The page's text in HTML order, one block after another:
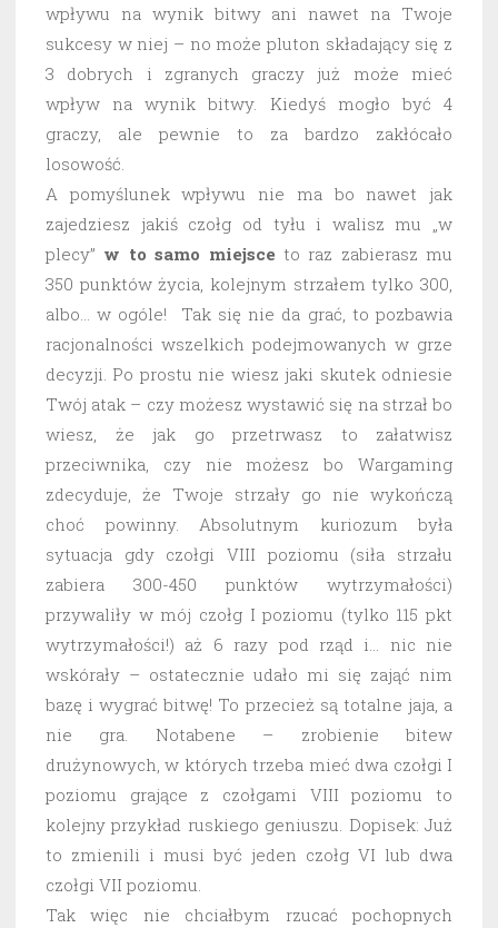
wpływu na wynik bitwy ani nawet na Twoje
sukcesy w niej – no może pluton składający się z
3 dobrych i zgranych graczy już może mieć
wpływ na wynik bitwy. Kiedyś mogło być 4
graczy, ale pewnie to za bardzo zakłócało
losowość.
A pomyślunek wpływu nie ma bo nawet jak
zajedziesz jakiś czołg od tyłu i walisz mu „w
plecy” w to samo miejsce to raz zabierasz mu
350 punktów życia, kolejnym strzałem tylko 300,
albo… w ogóle! Tak się nie da grać, to pozbawia
racjonalności wszelkich podejmowanych w grze
decyzji. Po prostu nie wiesz jaki skutek odniesie
Twój atak – czy możesz wystawić się na strzał bo
wiesz, że jak go przetrwasz to załatwisz
przeciwnika, czy nie możesz bo Wargaming
zdecyduje, że Twoje strzały go nie wykończą
choć powinny. Absolutnym kuriozum była
sytuacja gdy czołgi VIII poziomu (siła strzału
zabiera 300-450 punktów wytrzymałości)
przywaliły w mój czołg I poziomu (tylko 115 pkt
wytrzymałości!) aż 6 razy pod rząd i… nic nie
wskórały – ostatecznie udało mi się zająć nim
bazę i wygrać bitwę! To przecież są totalne jaja, a
nie gra. Notabene – zrobienie bitew
drużynowych, w których trzeba mieć dwa czołgi I
poziomu grające z czołgami VIII poziomu to
kolejny przykład ruskiego geniuszu. Dopisek: Już
to zmienili i musi być jeden czołg VI lub dwa
czołgi VII poziomu.
Tak więc nie chciałbym rzucać pochopnych